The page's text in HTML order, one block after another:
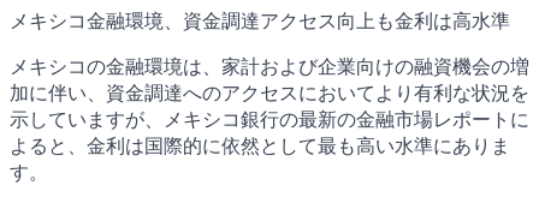
メキシコ金融環境、資金調達アクセス向上も金利は高水準
メキシコの金融環境は、家計および企業向けの融資機会の増
加に伴い、資金調達へのアクセスにおいてより有利な状況を
示していますが、メキシコ銀行の最新の金融市場レポートに
よると、金利は国際的に依然として最も高い水準にありま
す。